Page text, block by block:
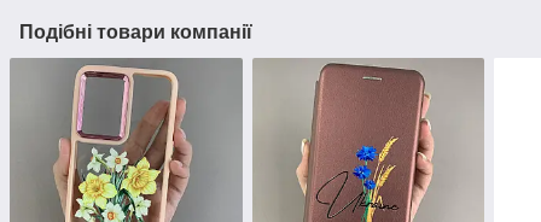
Подібні товари компанії